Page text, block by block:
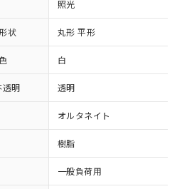
照光
状 丸形 平形
白
明 透明
オルタネイト
樹脂
一般負荷用